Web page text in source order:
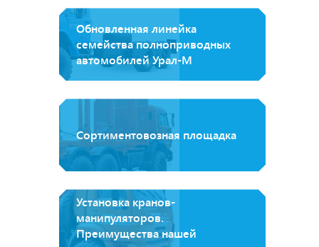
Обновленная линейка
семейства полноприводных
автомобилей Урал-М
Сортиментовозная площадка
Установка кранов-
манипуляторов.
Преимущества нашей